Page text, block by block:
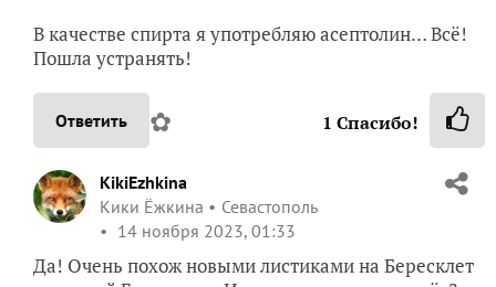
В качестве спирта я употребляю асептолин… Всё!
Пошла устранять!
Ответить ✿ 1 Спасибо!
KikiEzhkina
Кики Ёжкина
Севастополь
14 ноября 2023, 01:33
Да! Очень похож новыми листиками на Бересклет